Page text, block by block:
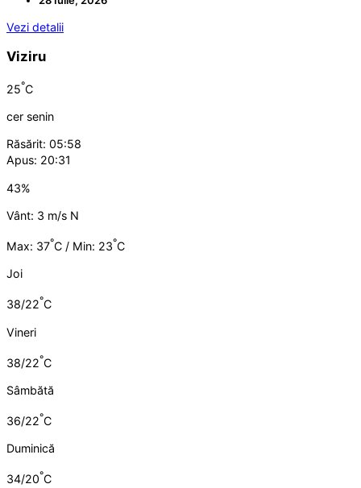
Vezi detalii
Viziru
25°C
cer senin
Răsărit: 05:58
Apus: 20:31
43%
Vânt: 3 m/s N
Max: 37°C / Min: 23°C
Joi
38/22°C
Vineri
38/22°C
Sâmbătă
36/22°C
Duminică
34/20°C